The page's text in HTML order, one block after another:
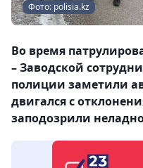
Фото: polisia.kz
Во время
– Заводской
полиции заметили
двигался с
заподозрили